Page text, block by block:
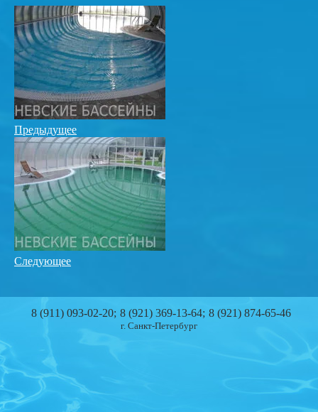
Предыдущее
Следующее
8 (911) 093-02-20 8 (921) 369-13-64 8 (921) 874-65-46
г. Санкт-Петербург